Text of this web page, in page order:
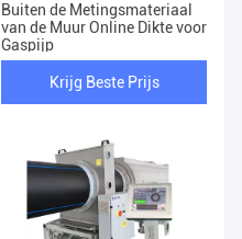
Buiten de Metingsmateriaal
van de Muur Online Dikte voor
Gaspijp
Krijg Beste Prijs